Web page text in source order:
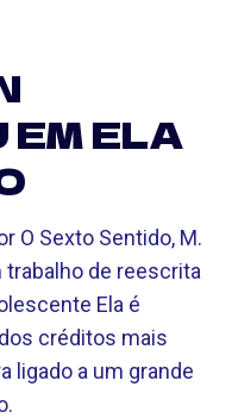
EM ELA
O Sexto Sentido, M.
trabalho de reescrita
Ela é
créditos mais
ligado a um grande